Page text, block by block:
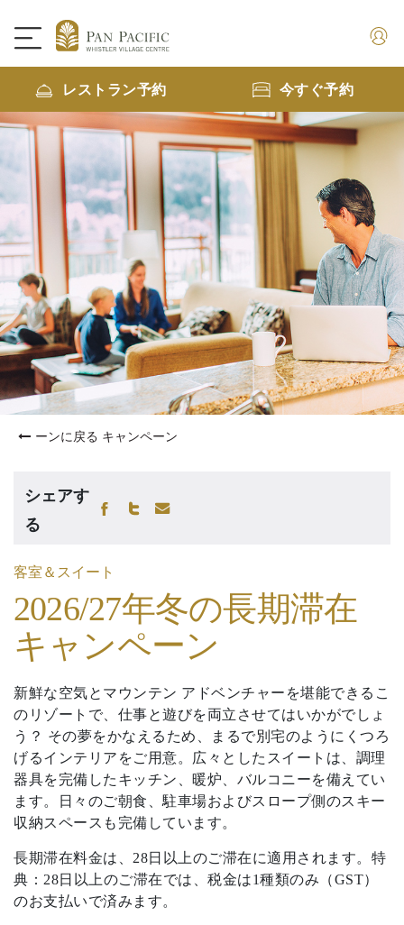
レストラン予約 今すぐ予約
ーンに戻る キャンペーン
シェアす
る
客室＆スイート
2026/27年冬の長期滞在
キャンペーン
新鮮な空気とマウンテン アドベンチャーを堪能できるこ
のリゾートで、仕事と遊びを両立させてはいかがでしょ
う？ その夢をかなえるため、まるで別宅のようにくつろ
げるインテリアをご用意。広々としたスイートは、調理
器具を完備したキッチン、暖炉、バルコニーを備えてい
ます。日々のご朝食、駐車場およびスロープ側のスキー
収納スペースも完備しています。
長期滞在料金は、28日以上のご滞在に適用されます。特
典：28日以上のご滞在では、税金は1種類のみ（GST）
のお支払いで済みます。